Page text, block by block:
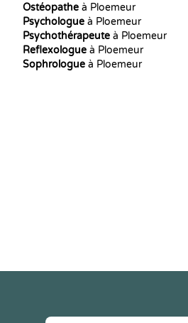
Ostéopathe à Ploemeur
Psychologue à Ploemeur
Psychothérapeute à Ploemeur
Reflexologue à Ploemeur
Sophrologue à Ploemeur